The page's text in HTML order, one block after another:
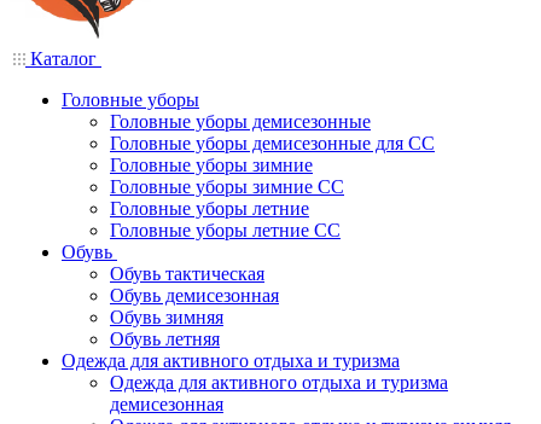
Каталог
Головные уборы
Головные уборы демисезонные
Головные уборы демисезонные для СС
Головные уборы зимние
Головные уборы зимние СС
Головные уборы летние
Головные уборы летние СС
Обувь
Обувь тактическая
Обувь демисезонная
Обувь зимняя
Обувь летняя
Одежда для активного отдыха и туризма
Одежда для активного отдыха и туризма
демисезонная